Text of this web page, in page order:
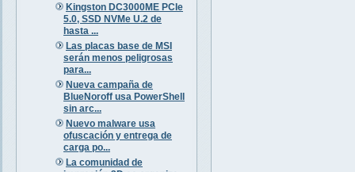
Kingston DC3000ME PCIe
5.0, SSD NVMe U.2 de
hasta ...
Las placas base de MSI
serán menos peligrosas
para...
Nueva campaña de
BlueNoroff usa PowerShell
sin arc...
Nuevo malware usa
ofuscación y entrega de
carga po...
La comunidad de